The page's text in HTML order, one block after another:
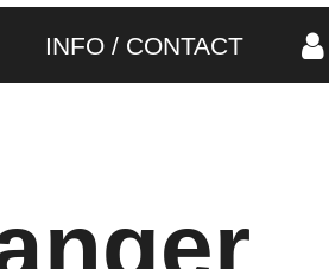
INFO / CONTACT